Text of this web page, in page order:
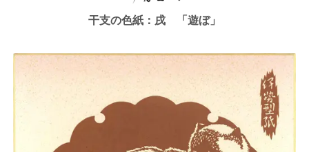
干支の色紙：戌 「遊ぼ」